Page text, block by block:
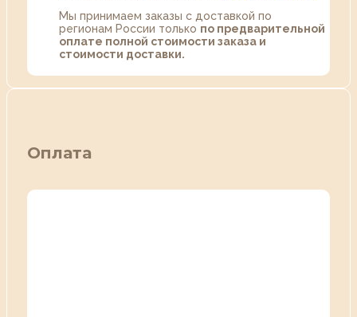
Мы принимаем заказы с доставкой по
регионам России только по предварительной
оплате полной стоимости заказа и
стоимости доставки.
Оплата